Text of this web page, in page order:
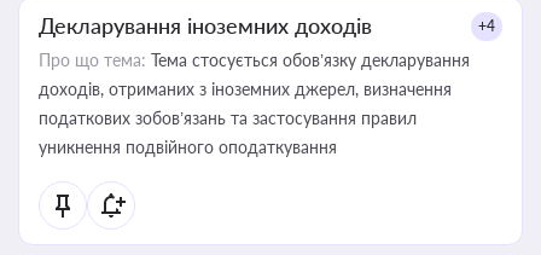
Декларування іноземних доходів +4
Про що тема: Тема стосується обов’язку декларування
доходів, отриманих з іноземних джерел, визначення
податкових зобов’язань та застосування правил
уникнення подвійного оподаткування